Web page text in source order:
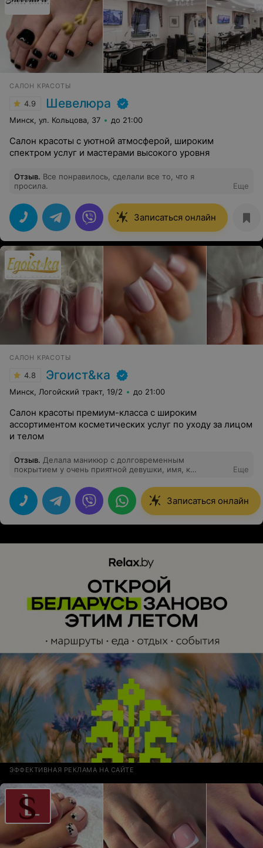
САЛОН КРАСОТЫ
4.9 Шевелюра
Минск, ул. Кольцова, 37 до 21:00
Салон красоты с уютной атмосферой, широким
спектром услуг и мастерами высокого уровня
Отзыв. Все понравилось, сделали все то, что я
просила.
Еще
Записаться онлайн
САЛОН КРАСОТЫ
4.8 Эгоист&ка
Минск, Логойский тракт, 19/2 до 21:00
Салон красоты премиум-класса с широким
ассортиментом косметических услуг по уходу за лицом
и телом
Отзыв. Делала маникюр с долговременным
покрытием у очень приятной девушки, имя, к
Маникюр весь на месте!) Жалко ногти отросли)))
Очень качественная работа!
Еще
Записаться онлайн
ЭФФЕКТИВНАЯ РЕКЛАМА НА САЙТЕ